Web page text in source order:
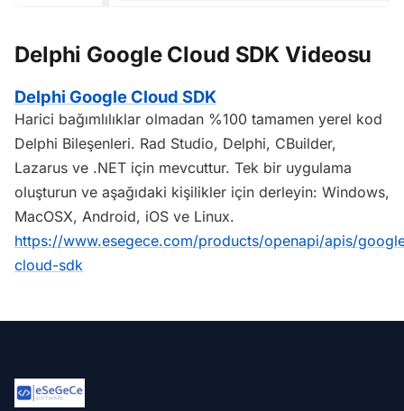
Delphi Google Cloud SDK Videosu
Delphi Google Cloud SDK
Harici bağımlılıklar olmadan %100 tamamen yerel kod
Delphi Bileşenleri. Rad Studio, Delphi, CBuilder,
Lazarus ve .NET için mevcuttur. Tek bir uygulama
oluşturun ve aşağıdaki kişilikler için derleyin: Windows,
MacOSX, Android, iOS ve Linux.
https://www.esegece.com/products/openapi/apis/
cloud-sdk